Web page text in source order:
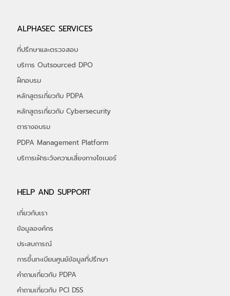
ALPHASEC SERVICES
ที่ปรึกษาและตรวจสอบ
บริการ Outsourced DPO
ฝึกอบรม
หลักสูตรเกี่ยวกับ PDPA
หลักสูตรเกี่ยวกับ Cybersecurity
ตารางอบรม
PDPA Management Platform
บริการเฝ้าระวังความเสี่ยงทางไซเบอร์
HELP AND SUPPORT
เกี่ยวกับเรา
ข้อมูลองค์กร
ประสบการณ์
การขึ้นทะเบียนศูนย์ข้อมูลที่ปรึกษา
คำถามเกี่ยวกับ PDPA
คำถามเกี่ยวกับ PCI DSS